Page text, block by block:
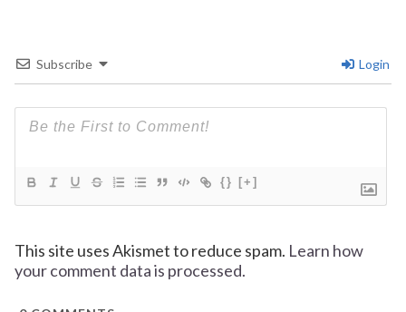
Subscribe Login
{} [+]
This site uses Akismet to reduce spam. Learn how
your comment data is processed.